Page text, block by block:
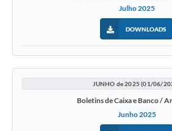
Julho 2025
DOWNLOADS
JUNHO de 2025 (01/06/
Boletins de Caixa e Banco /
Junho 2025